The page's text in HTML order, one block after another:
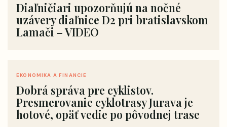
Diaľničiari upozorňujú na nočné
uzávery diaľnice D2 pri bratislavskom
Lamači – VIDEO
EKONOMIKA A FINANCIE
Dobrá správa pre cyklistov.
Presmerovanie cyklotrasy Jurava je
hotové, opäť vedie po pôvodnej trase